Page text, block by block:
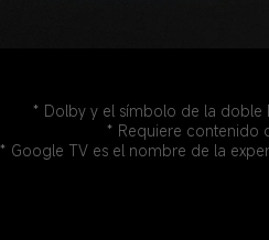
* Dolby y el símbolo de la doble
* Requiere
* Google TV es el nombre de la